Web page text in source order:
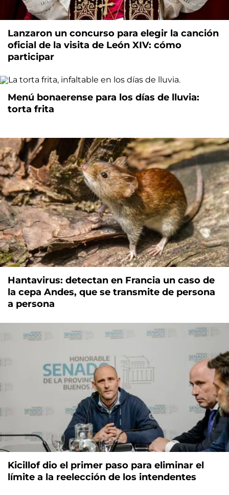
Lanzaron un concurso para elegir la canción
oficial de la visita de León XIV: cómo
participar
Menú bonaerense para los días de lluvia:
torta frita
Hantavirus: detectan en Francia un caso de
la cepa Andes, que se transmite de persona
a persona
Kicillof dio el primer paso para eliminar el
límite a la reelección de los intendentes